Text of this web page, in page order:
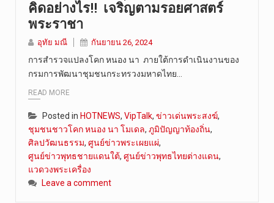
คิดอย่างไร!! เจริญตามรอยศาสตร์
พระราชา
อุทัย มณี กันยายน 26, 2024
การสำรวจแปลงโคก หนอง นา ภายใต้การดำเนินงานของ
กรมการพัฒนาชุมชนกระทรวงมหาดไทย…
READ MORE
Posted in HOTNEWS, VipTalk, ข่าวเด่นพระสงฆ์,
ชุมชนชาวโคก หนอง นา โมเดล, ภูมิปัญญาท้องถิ่น,
ศิลปวัฒนธรรม, ศูนย์ข่าวพระเผยแผ่,
ศูนย์ข่าวพุทธชายแดนใต้, ศูนย์ข่าวพุทธไทยต่างแดน,
แวดวงพระเครื่อง
Leave a comment